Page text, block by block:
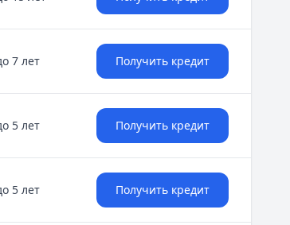
активность, а покупатели
но кратный рост к январю‑2025. Доля
В 2026 году барьеры смещаются к
7 лет Получить кредит
5 лет Получить кредит
5 лет Получить кредит